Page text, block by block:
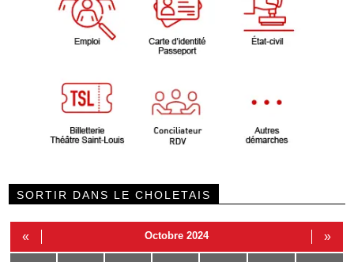
SORTIR DANS LE CHOLETAIS
« Octobre 2024 »